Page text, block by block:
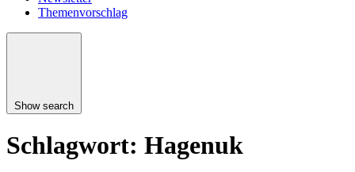
Themenvorschlag
Show search
Schlagwort: Hagenuk